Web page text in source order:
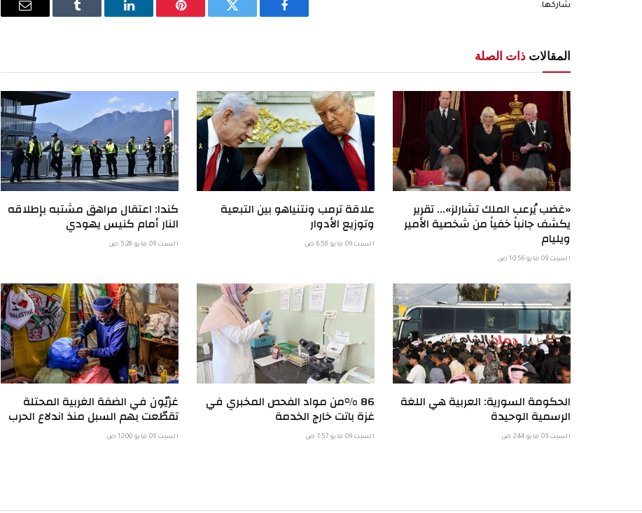
شاركها.
فيسبوك تويتر بينتيريستلينكدإن Tumblr
البريد
المقالات ذات الصلة
«غضب يُرعب الملك تشارلز»… تقرير
يكشف جانباً خفياً من شخصية الأمير
ويليام
السبت 09 مايو 10:56 ص
علاقة ترمب ونتنياهو بين التبعية
وتوزيع الأدوار
السبت 09 مايو 6:58 ص
كندا: اعتقال مراهق مشتبه بإطلاقه
النار أمام كنيس يهودي
السبت 09 مايو 5:28 ص
الحكومة السورية: العربية هي اللغة
الرسمية الوحيدة
السبت 09 مايو 2:44 ص
86 %من مواد الفحص المخبري في
غزة باتت خارج الخدمة
السبت 09 مايو 1:57 ص
غزيّون في الضفة الغربية المحتلة
تقطّعت بهم السبل منذ اندلاع الحرب
السبت 09 مايو 12:00 ص